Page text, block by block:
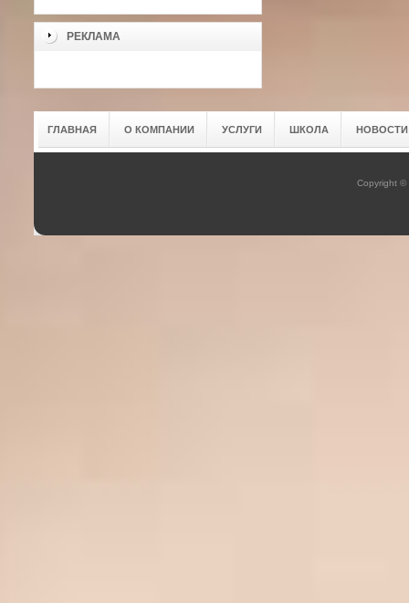
РЕКЛАМА
ГЛАВНАЯ О КОМПАНИИ УСЛУГИ ШКОЛА НОВОСТИ
Copyright